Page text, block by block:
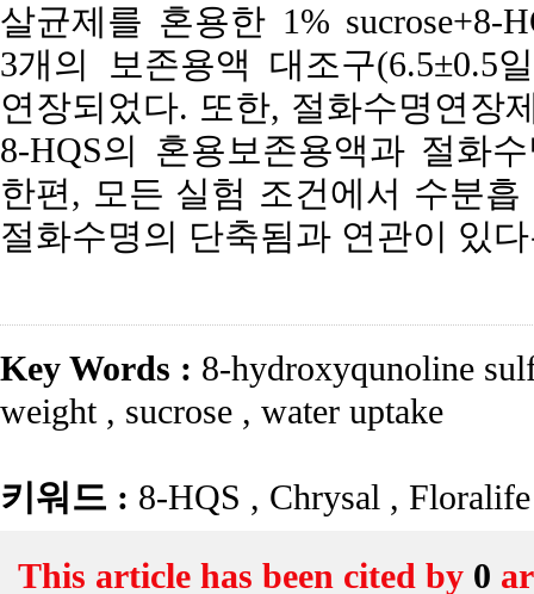
살균제를 혼용한 1% sucrose+8-
3개의 보존용액 대조구(6.5±0.5
연장되었다. 또한, 절화수명연장
8-HQS의 혼용보존용액과 절화
한편, 모든 실험 조건에서 수분
절화수명의 단축됨과 연관이 있
Key Words : 8-hydroxyqunoline
weight , sucrose , water uptake
키워드 : 8-HQS , Chrysal ,
This article has been cited by 0